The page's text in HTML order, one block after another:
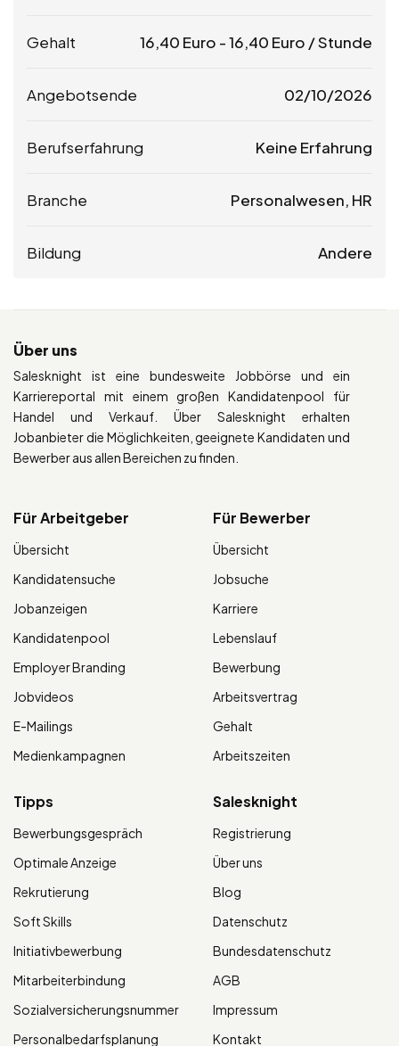
Gehalt 16,40 Euro -16,40 Euro / Stunde
Angebotsende 02/10/2026
Berufserfahrung Keine Erfahrung
Branche Personalwesen, HR
Bildung Andere
Über uns
Salesknight ist eine bundesweite Jobbörse und ein
Karriereportal mit einem großen Kandidatenpool für
Handel und Verkauf. Über Salesknight erhalten
Jobanbieter die Möglichkeiten, geeignete Kandidaten und
Bewerber aus allen Bereichen zu finden.
Für Arbeitgeber
Übersicht
Kandidatensuche
Jobanzeigen
Kandidatenpool
Employer Branding
Jobvideos
E-Mailings
Medienkampagnen
Für Bewerber
Übersicht
Jobsuche
Karriere
Lebenslauf
Bewerbung
Arbeitsvertrag
Gehalt
Arbeitszeiten
Tipps
Bewerbungsgespräch
Optimale Anzeige
Rekrutierung
Soft Skills
Initiativbewerbung
Mitarbeiterbindung
Sozialversicherungsnummer
Personalbedarfsplanung
Salesknight
Registrierung
Über uns
Blog
Datenschutz
Bundesdatenschutz
AGB
Impressum
Kontakt